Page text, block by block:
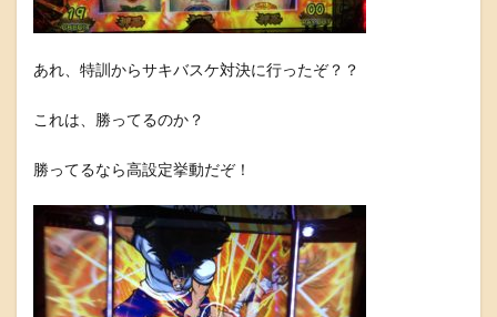
あれ、特訓からサキバスケ対決に行ったぞ？？
これは、勝ってるのか？
勝ってるなら高設定挙動だぞ！